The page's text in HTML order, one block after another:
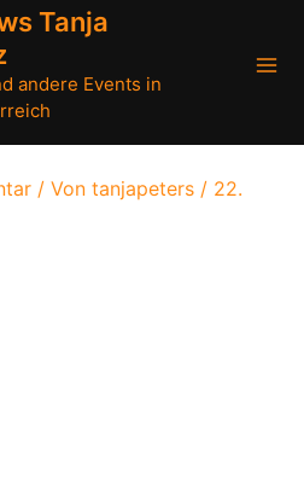
Tanja
andere Events in
/ Von tanjapeters / 22.